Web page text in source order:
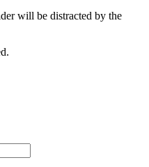
will be distracted by the